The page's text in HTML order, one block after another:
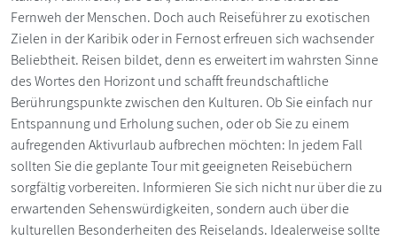
Fernweh der Menschen. Doch auch Reiseführer zu exotischen
Zielen in der Karibik oder in Fernost erfreuen sich wachsender
Beliebtheit. Reisen bildet, denn es erweitert im wahrsten Sinne
des Wortes den Horizont und schafft freundschaftliche
Berührungspunkte zwischen den Kulturen. Ob Sie einfach nur
Entspannung und Erholung suchen, oder ob Sie zu einem
aufregenden Aktivurlaub aufbrechen möchten: In jedem Fall
sollten Sie die geplante Tour mit geeigneten Reisebüchern
sorgfältig vorbereiten. Informieren Sie sich nicht nur über die zu
erwartenden Sehenswürdigkeiten, sondern auch über die
kulturellen Besonderheiten des Reiselands. Idealerweise sollte